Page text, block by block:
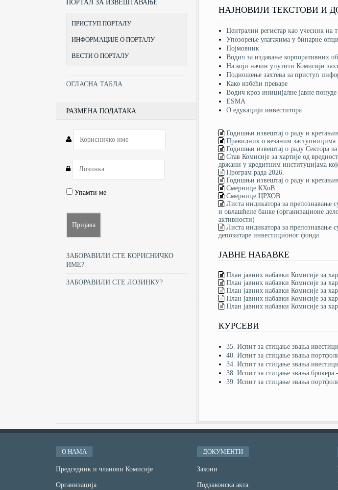
НАЈНОВИЈИ ТЕКСТОВИ И
Централни регистар као учесник на
Упозорење улагачима у бинарне
Појмовник
Водич за издавање корпоративних
На који начин упутити Комисији
Подношење захтева за приступ
Како избећи преваре
Водич кроз иницијалне јавне понуде
ESMA
О едукацији инвеститора
Годишњи извештај о раду и
Правилник о везаним заступницима
Годишњи извештај о раду Сектора
Став Комисије за хартије од
држани у кредитним институцијама
Програм рада 2026.
Годишњи извештај о раду и
Смернице КХоВ
Смернице ЦРХОВ
Листа индикатора за препознавање
и овлашћене банке (организационе
активности)
Листа индикатора за препознавање
депозитаре инвестиционог фонда
ЈАВНЕ НАБАВКЕ
План јавних набавки Комисије за
План јавних набавки Комисије за
План јавних набавки Комисије за
План јавних набавки Комисије за
План јавних набавки Комисије за
КУРСЕВИ
35. Испит за стицање звања
40. Испит за стицање звања
34. Испит за стицање звања
38. Испит за стицање звања брокера
39. Испит за стицање звања
ПОРТАЛ ЗА ИЗВЕШТАВАЊЕ
ПРИСТУП ПОРТАЛУ
ИНФОРМАЦИЈЕ О ПОРТАЛУ
ВЕСТИ О ПОРТАЛУ
ОГЛАСНА ТАБЛА
РАЗМЕНА ПОДАТАКА
Упамти ме
ЗАБОРАВИЛИ СТЕ КОРИСНИЧКО
ИМЕ?
ЗАБОРАВИЛИ СТЕ ЛОЗИНКУ?
О НАМА
Председник и чланови Комисије
Организација
ДОКУМЕНТИ
Закони
Подзаконска акта